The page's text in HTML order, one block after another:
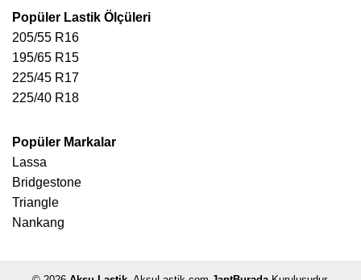
Popüler Lastik Ölçüleri
205/55 R16
195/65 R15
225/45 R17
225/40 R18
Popüler Markalar
Lassa
Bridgestone
Triangle
Nankang